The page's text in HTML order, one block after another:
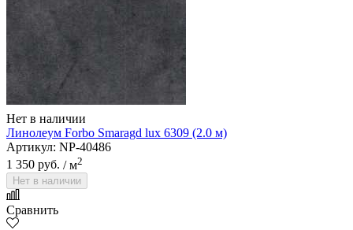
Нет в наличии
Линолеум Forbo Smaragd lux 6309 (2.0 м)
Артикул: NP-40486
1 350 руб. / м2
Нет в наличии
Сравнить